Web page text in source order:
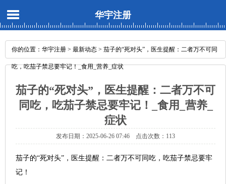
华宇注册
你的位置： 华宇注册 > 最新动态 > 茄子的“死对头”，医生提醒：二者万不可同
吃，吃茄子禁忌要牢记！_食用_营养_症状
茄子的“死对头”，医生提醒：二者万不可
同吃，吃茄子禁忌要牢记！_食用_营养_
症状
发布日期：2025-06-26 07:46 点击次数：113
茄子的“死对头”，医生提醒：二者万不可同吃，吃茄子禁忌要牢
记！